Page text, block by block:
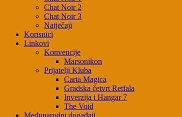
Chat Noir 2
Chat Noir 3
Natječaji
Korisnici
Linkovi
Konvencije
Marsonikon
Prijatelji Kluba
Carta Magica
Gradska četvrt Retfala
Inverzija i Hangar 7
The Void
Međunarodni događaji